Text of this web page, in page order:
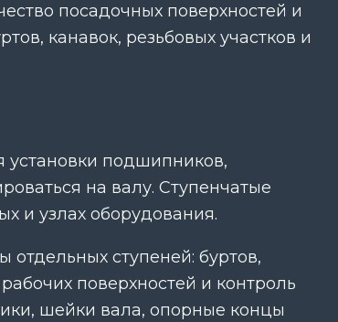
посадочных поверхностей и
канавок, резьбовых участков и
установки подшипников,
на валу. Ступенчатые
и узлах оборудования.
ступеней: буртов,
поверхностей и контроль
шейки вала, опорные концы